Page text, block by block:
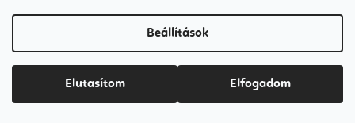
Beállítások
Elutasítom Elfogadom